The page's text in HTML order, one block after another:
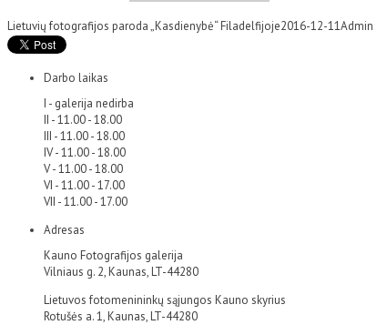
Lietuvių fotografijos paroda „Kasdienybė“ Filadelfijoje2016-12-11Admin
Darbo laikas
I - galerija nedirba
II - 11.00 - 18.00
III - 11.00 - 18.00
IV - 11.00 - 18.00
V - 11.00 - 18.00
VI - 11.00 - 17.00
VII - 11.00 - 17.00
Adresas
Kauno Fotografijos galerija
Vilniaus g. 2, Kaunas, LT-44280
Lietuvos fotomenininkų sąjungos Kauno skyrius
Rotušės a. 1, Kaunas, LT-44280